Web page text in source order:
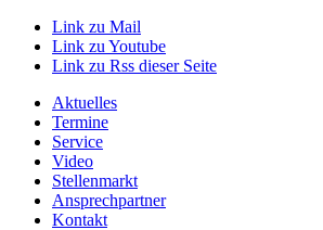
Link zu Mail
Link zu Youtube
Link zu Rss dieser Seite
Aktuelles
Termine
Service
Video
Stellenmarkt
Ansprechpartner
Kontakt